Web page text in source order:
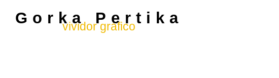
Gorka Pertika
vividor gráfico